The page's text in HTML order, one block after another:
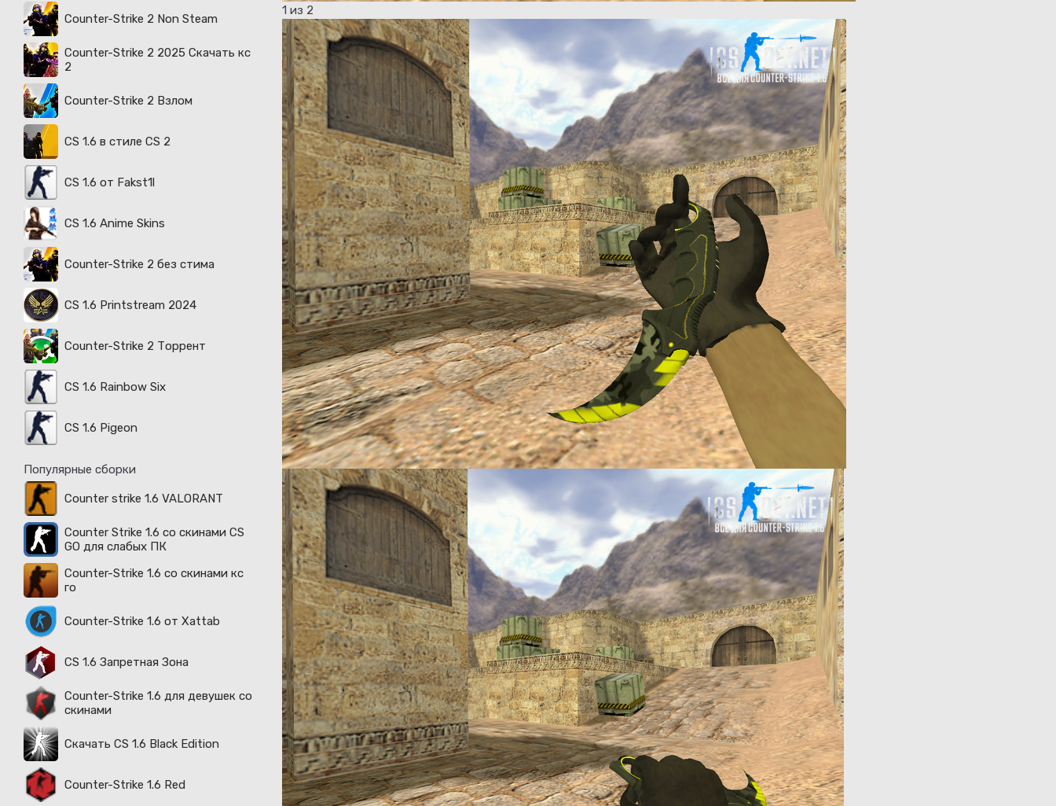
Counter-Strike 2 Non Steam
Counter-Strike 2 2025 Скачать кс
2
Counter-Strike 2 Взлом
CS 1.6 в стиле CS 2
CS 1.6 от Fakst1l
CS 1.6 Anime Skins
Counter-Strike 2 без стима
CS 1.6 Printstream 2024
Counter-Strike 2 Торрент
CS 1.6 Rainbow Six
CS 1.6 Pigeon
Популярные сборки
Counter strike 1.6 VALORANT
Counter Strike 1.6 со скинами CS
GO для слабых ПК
Counter-Strike 1.6 со скинами кс
го
Counter-Strike 1.6 от Xattab
CS 1.6 Запретная Зона
Counter-Strike 1.6 для девушек со
скинами
Скачать CS 1.6 Black Edition
Counter-Strike 1.6 Red
1 из 2